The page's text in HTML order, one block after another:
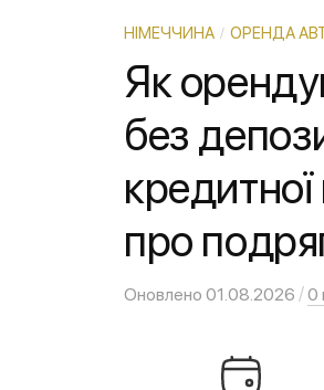
НІМЕЧЧИНА / ОРЕНДА
Як
без
про
Оновлено 01.08.2026 /0